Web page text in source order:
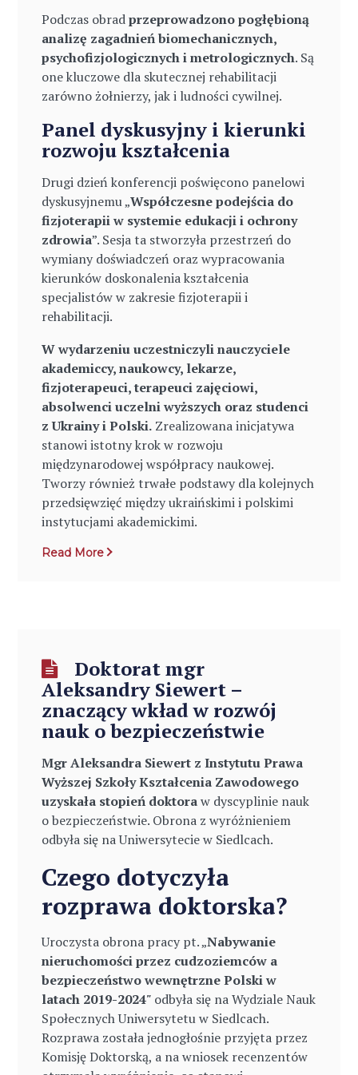
Podczas obradprzeprowadzono pogłębioną
analizę zagadnień biomechanicznych,
psychofizjologicznych i metrologicznych. Są
one kluczowe dla skutecznej rehabilitacji
zarówno żołnierzy, jak i ludności cywilnej.
Panel dyskusyjny i kierunki
rozwoju kształcenia
Drugi dzień konferencji poświęcono panelowi
dyskusyjnemu „Współczesne podejścia do
fizjoterapii w systemie edukacji i ochrony
zdrowia”. Sesja ta stworzyła przestrzeń do
wymiany doświadczeń oraz wypracowania
kierunków doskonalenia kształcenia
specjalistów w zakresie fizjoterapii i
rehabilitacji.
W wydarzeniu uczestniczyli nauczyciele
akademiccy, naukowcy, lekarze,
fizjoterapeuci, terapeuci zajęciowi,
absolwenci uczelni wyższych oraz studenci
z Ukrainy i Polski. Zrealizowana inicjatywa
stanowi istotny krok w rozwoju
międzynarodowej współpracy naukowej.
Tworzy również trwałe podstawy dla kolejnych
przedsięwzięć między ukraińskimi i polskimi
instytucjami akademickimi.
Read More
Doktorat mgr
Aleksandry Siewert –
znaczący wkład w rozwój
nauk o bezpieczeństwie
Mgr Aleksandra Siewert z Instytutu Prawa
Wyższej Szkoły Kształcenia Zawodowego
uzyskała stopień doktoraw dyscyplinie nauk
o bezpieczeństwie. Obrona z wyróżnieniem
odbyła się na Uniwersytecie w Siedlcach.
Czego dotyczyła
rozprawa doktorska?
Uroczysta obrona pracy pt. „Nabywanie
nieruchomości przez cudzoziemców a
bezpieczeństwo wewnętrzne Polski w
latach 2019-2024" odbyła się na Wydziale Nauk
Społecznych Uniwersytetu w Siedlcach.
Rozprawa została jednogłośnie przyjęta przez
Komisję Doktorską, a na wniosek recenzentów